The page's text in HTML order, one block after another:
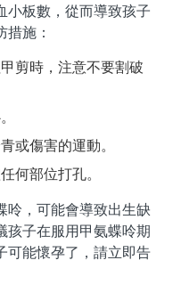
小板數，從而導致孩子
施：
剪時，注意不要割破
或傷害的運動。
何部位打孔。
呤，可能會導致出生缺
孩子在服用甲氨蝶呤期
可能懷孕了，請立即告